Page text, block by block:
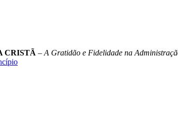
CRISTÃ – A Gratidão e Fidelidade na